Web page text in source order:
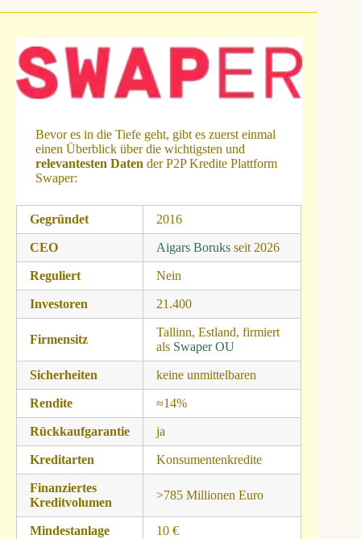
Bevor es in die Tiefe geht, gibt es zuerst einmal
einen Überblick über die wichtigsten und
relevantesten Daten der P2P Kredite Plattform
Swaper:
Gegründet 2016
CEO Aigars Boruksseit 2026
Reguliert Nein
Investoren 21.400
Firmensitz
Tallinn, Estland, firmiert
als Swaper OU
Sicherheiten keine unmittelbaren
Rendite ≈14%
Rückkaufgarantie ja
Kreditarten Konsumentenkredite
Finanziertes
Kreditvolumen
>785 Millionen Euro
Mindestanlage 10 €